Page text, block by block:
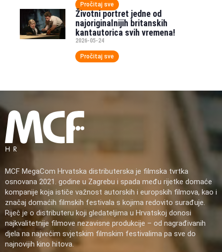
Pročitaj sve
Životni portret jedne od
najoriginalnijih britanskih
kantautorica svih vremena!
2026-05-24
Pročitaj sve
MCF MegaCom Hrvatska distributerska je filmska tvrtka
osnovana 2021. godine u Zagrebu i spada među rijetke domaće
kompanije koja ističe važnost autorskih i europskih filmova, kao i
značaj domaćih filmskih festivala s kojima redovito surađuje.
Riječ je o distributeru koji gledateljima u Hrvatskoj donosi
najkvalitetnije filmove nezavisne produkcije – od nagrađivanih
djela na najvećim svjetskim filmskim festivalima pa sve do
najnovijih kino hitova.